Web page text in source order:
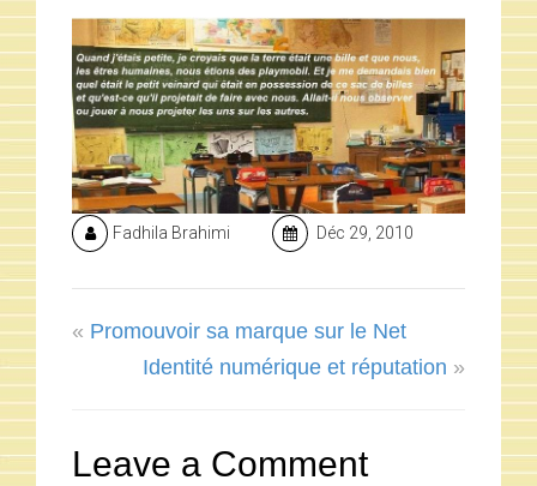
Fadhila Brahimi Déc 29, 2010
« Promouvoir sa marque sur le Net
Identité numérique et réputation »
Leave a Comment